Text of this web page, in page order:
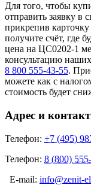
Для того, чтобы
отправить заявку в
прикрепив
получите счёт, где
цена на ЦС0202-1
консультацию
8 800 555-43-55.
можете как с
стоимость будет
Адрес и
Телефон: +7 (495)
Телефон: 8 (800)
E-mail: info@zenit-